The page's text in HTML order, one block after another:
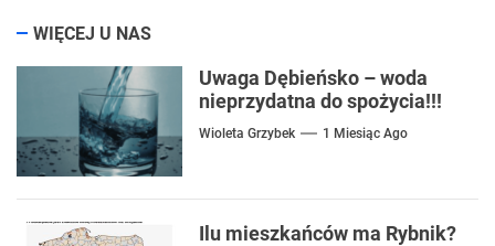
WIĘCEJ U NAS
Uwaga Dębieńsko – woda
nieprzydatna do spożycia!!!
Wioleta Grzybek 1 Miesiąc Ago
Ilu mieszkańców ma Rybnik?